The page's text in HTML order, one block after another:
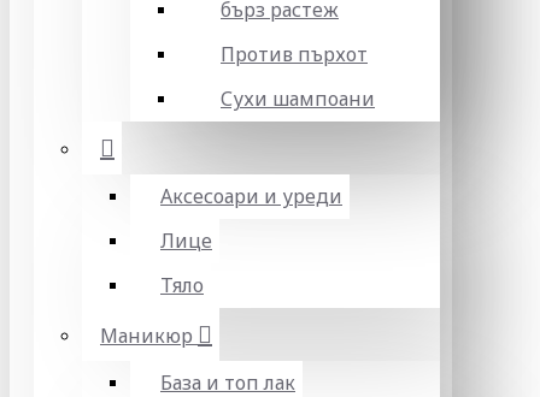
бърз растеж
Против пърхот
Сухи шампоани
Аксесоари и уреди
Лице
Тяло
Маникюр
База и топ лак